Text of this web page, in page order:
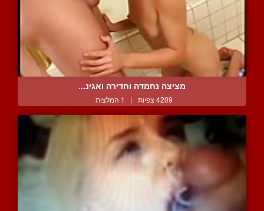
מציצה נחמדה וחדירה ואגינ...
4209 צפיות | 1 המלצות